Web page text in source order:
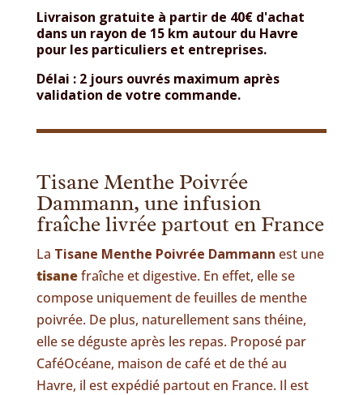
Sachets
Cristal
Livraison gratuite à partir de 40€ d'achat
dans un rayon de 15 km autour du Havre
pour les particuliers et entreprises.
Délai : 2 jours ouvrés maximum après
validation de votre commande.
Tisane Menthe Poivrée
Dammann, une infusion
fraîche livrée partout en France
La Tisane Menthe Poivrée Dammann est une
tisanefraîche et digestive. En effet, elle se
compose uniquement de feuilles de menthe
poivrée. De plus, naturellement sans théine,
elle se déguste après les repas. Proposé par
CaféOcéane, maison de café et de thé au
Havre, il est expédié partout en France. Il est